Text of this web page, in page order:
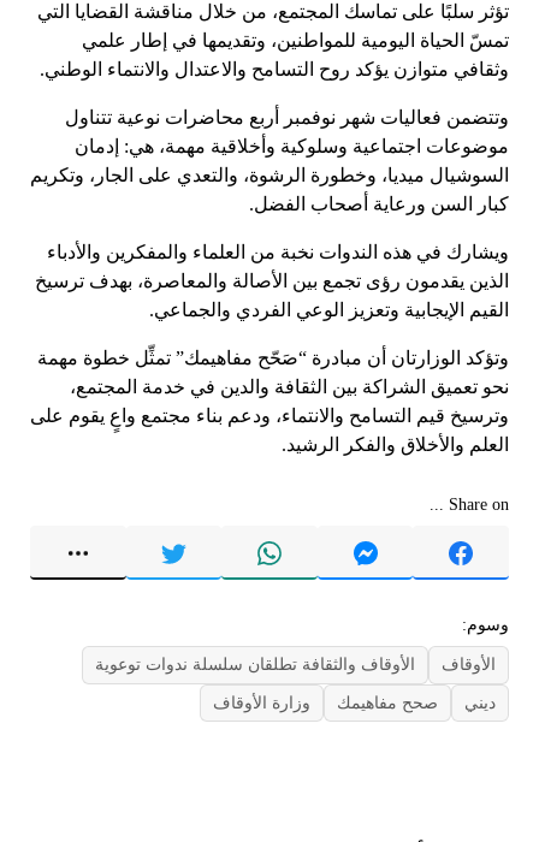
تؤثر سلبًا على تماسك المجتمع، من خلال مناقشة القضايا التي
تمسّ الحياة اليومية للمواطنين، وتقديمها في إطار علمي
وثقافي متوازن يؤكد روح التسامح والاعتدال والانتماء الوطني.
وتتضمن فعاليات شهر نوفمبر أربع محاضرات نوعية تتناول
موضوعات اجتماعية وسلوكية وأخلاقية مهمة، هي: إدمان
السوشيال ميديا، وخطورة الرشوة، والتعدي على الجار، وتكريم
كبار السن ورعاية أصحاب الفضل.
ويشارك في هذه الندوات نخبة من العلماء والمفكرين والأدباء
الذين يقدمون رؤى تجمع بين الأصالة والمعاصرة، بهدف ترسيخ
القيم الإيجابية وتعزيز الوعي الفردي والجماعي.
وتؤكد الوزارتان أن مبادرة “صَحّح مفاهيمك” تمثِّل خطوة مهمة
نحو تعميق الشراكة بين الثقافة والدين في خدمة المجتمع،
وترسيخ قيم التسامح والانتماء، ودعم بناء مجتمع واعٍ يقوم على
العلم والأخلاق والفكر الرشيد.
Share on ...
وسوم:
الأوقاف
الأوقاف والثقافة تطلقان سلسلة ندوات توعوية
ديني
صحح مفاهيمك وزارة الأوقاف